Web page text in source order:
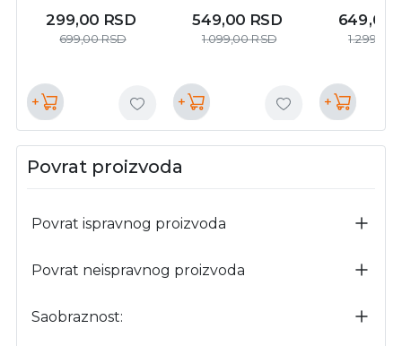
299,00 RSD
699,00RSD
+
549,00 RSD
1.099,00RSD
+
649,00
1.299,00
+
Povrat proizvoda
Povrat ispravnog proizvoda
Povrat neispravnog proizvoda
Saobraznost: